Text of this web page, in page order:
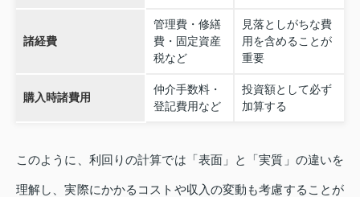
諸経費
管理費・修繕
費・固定資産
税など
見落としがちな費
用を含めることが
重要
購入時諸費用
仲介手数料・
登記費用など
投資額として必ず
加算する
このように、利回りの計算では「表面」と「実質」の違いを
理解し、実際にかかるコストや収入の変動も考慮することが